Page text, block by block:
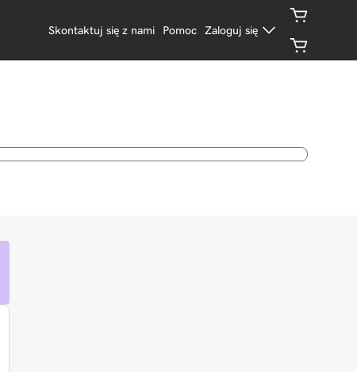
Skontaktuj się z nami Pomoc Zaloguj się